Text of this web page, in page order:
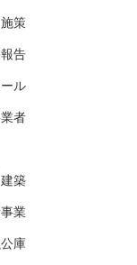
策
告
ル
者
建築
業
庫